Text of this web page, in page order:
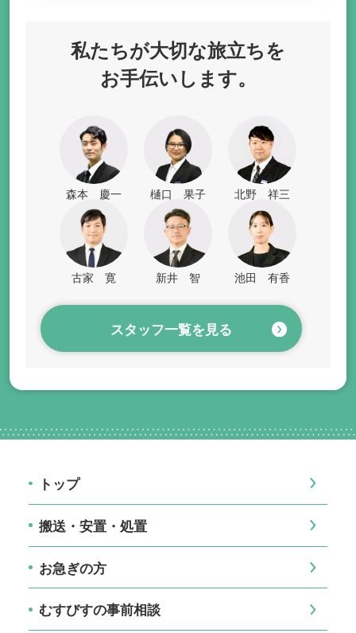
私たちが大切な旅立ちを
お手伝いします。
森本 慶一 樋口 果子 北野 祥三
古家 寛 新井 智 池田 有香
スタッフ一覧を見る
トップ
搬送・安置・処置
お急ぎの方
むすびすの事前相談